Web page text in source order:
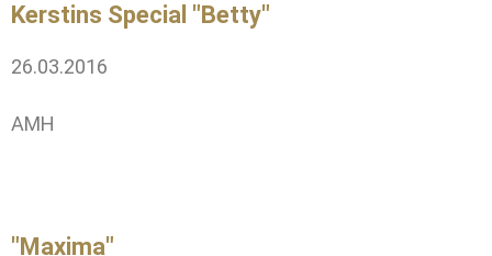
Kerstins Special "Betty"
26.03.2016
AMH
"Maxima"